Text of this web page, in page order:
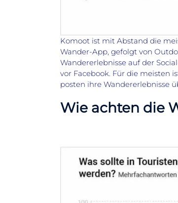
Komoot ist mit Abstand die
Wander-App, gefolgt von
Wandererlebnisse auf der
vor Facebook. Für die meisten
posten ihre Wandererlebnisse
Wie achten die